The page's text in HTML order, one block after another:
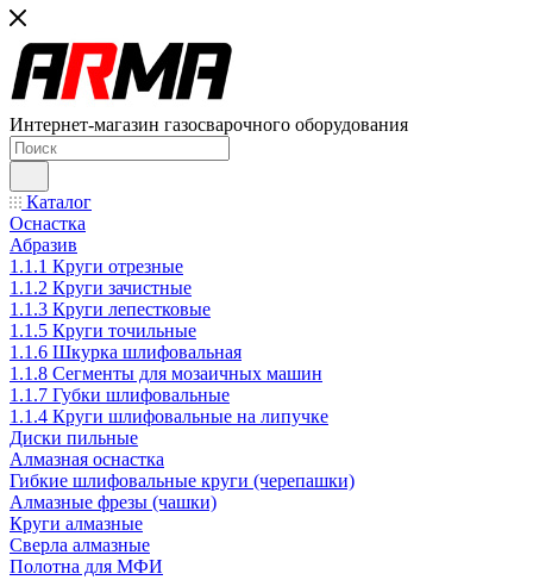
Интернет-магазин газосварочного оборудования
Каталог
Оснастка
Абразив
1.1.1 Круги отрезные
1.1.2 Круги зачистные
1.1.3 Круги лепестковые
1.1.5 Круги точильные
1.1.6 Шкурка шлифовальная
1.1.8 Сегменты для мозаичных машин
1.1.7 Губки шлифовальные
1.1.4 Круги шлифовальные на липучке
Диски пильные
Алмазная оснастка
Гибкие шлифовальные круги (черепашки)
Алмазные фрезы (чашки)
Круги алмазные
Сверла алмазные
Полотна для МФИ